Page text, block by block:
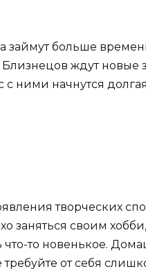
больше
Близнецов ждут
с ними начнутся
творческих
заняться своим
то новенькое.
требуйте от себя